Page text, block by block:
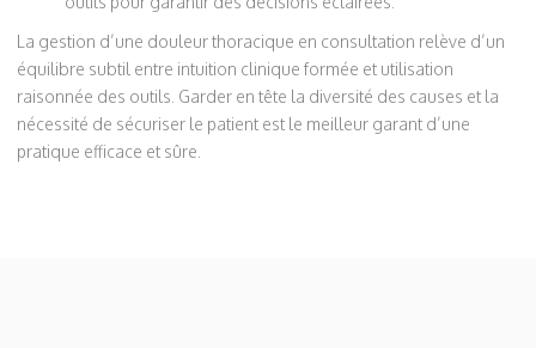
La gestion d’une douleur thoracique en consultation relève d’un
équilibre subtil entre intuition clinique formée et utilisation
raisonnée des outils. Garder en tête la diversité des causes et la
nécessité de sécuriser le patient est le meilleur garant d’une
pratique efficace et sûre.